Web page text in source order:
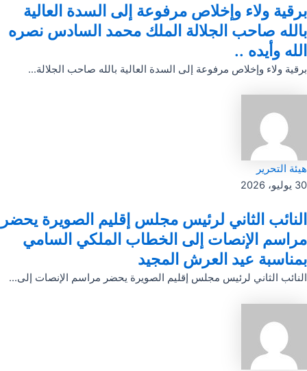
برقية ولاء وإخلاص مرفوعة إلى السدة العالية
بالله صاحب الجلالة الملك محمد السادس نصره
الله وأيده ..
برقية ولاء وإخلاص مرفوعة إلى السدة العالية بالله صاحب الجلالة...
هيئة التحرير
30 يوليو، 2026
النائب الثاني لرئيس مجلس إقليم الصويرة يحضر
مراسم الإنصات إلى الخطاب الملكي السامي
بمناسبة عيد العرش المجيد
النائب الثاني لرئيس مجلس إقليم الصويرة يحضر مراسم الإنصات إلى...